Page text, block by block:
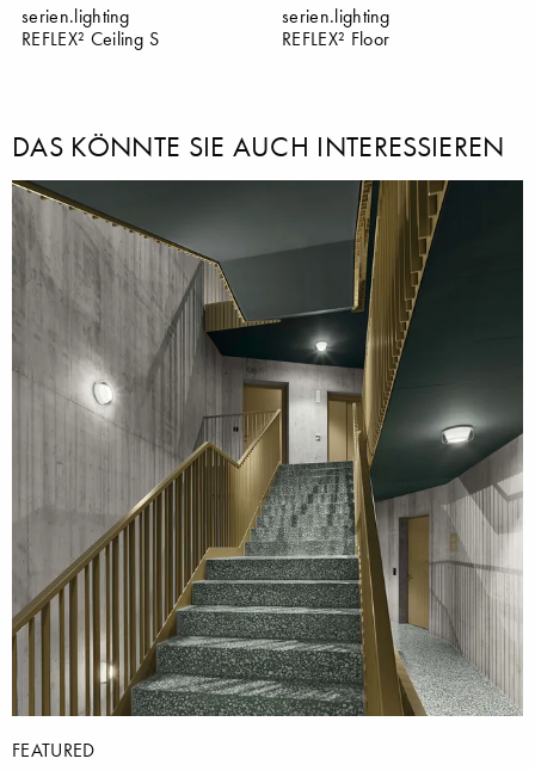
serien.lighting
REFLEX² Ceiling S
serien.lighting
REFLEX² Floor
DAS KÖNNTE SIE AUCH INTERESSIEREN
FEATURED